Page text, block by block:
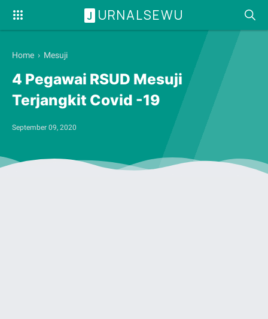
J URNALSEWU
Home › Mesuji
4 Pegawai RSUD Mesuji
Terjangkit Covid -19
September 09, 2020